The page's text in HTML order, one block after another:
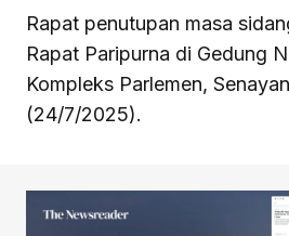
Rapat penutupan masa
Rapat Paripurna di Gedung
Kompleks Parlemen,
(24/7/2025).